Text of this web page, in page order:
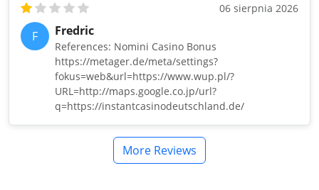
06 sierpnia 2026
F Fredric
References: Nomini Casino Bonus
https://metager.de/meta/settings?
fokus=web&url=https://www.wup.pl/?
URL=http://maps.google.co.jp/url?
q=https://instantcasinodeutschland.de/
More Reviews